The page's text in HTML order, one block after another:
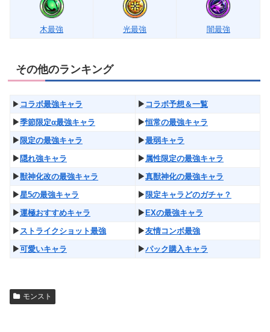
木最強 光最強 闇最強
その他のランキング
▶︎ コラボ最強キャラ ▶︎ コラボ予想＆一覧
▶︎季節限定α最強キャラ ▶︎恒常の最強キャラ
▶︎ 限定の最強キャラ ▶︎最弱キャラ
▶︎ 隠れ強キャラ ▶︎ 属性限定の最強キャラ
▶︎獣神化改の最強キャラ ▶︎真獣神化の最強キャラ
▶︎星5の最強キャラ ▶︎ 限定キャラどのガチャ？
▶︎運極おすすめキャラ ▶︎ EXの最強キャラ
▶︎ ストライクショット最強 ▶︎友情コンボ最強
▶︎可愛いキャラ ▶︎パック購入キャラ
モンスト